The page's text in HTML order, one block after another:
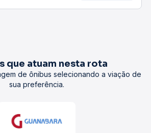
que atuam nesta rota
de ônibus selecionando a viação de
sua preferência.